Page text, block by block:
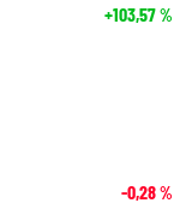
+103,57%
-0,28%